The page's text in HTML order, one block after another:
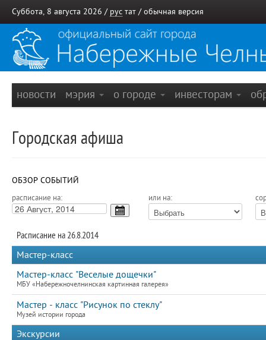
Суббота, 8 августа 2026 / рус тат / обычная версия
новости мэрия о городе инвесторам
Городская афиша
ОБЗОР СОБЫТИЙ
расписание на: или на:
Расписание на 26.8.2014
Мастер-класс
Мастер-класс "Веселые дощечки"
МБУ «Набережночелнинская картинная галерея»
Мастер - класс "Рисунок по стеклу"
Музей истории города
Экскурсии